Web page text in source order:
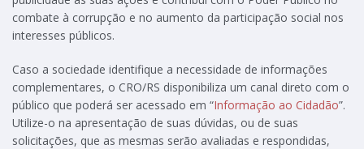
combate à corrupção e no aumento da participação social nos
interesses públicos.
Caso a sociedade identifique a necessidade de informações
complementares, o CRO/RS disponibiliza um canal direto com o
público que poderá ser acessado em “Informação ao Cidadão”.
Utilize-o na apresentação de suas dúvidas, ou de suas
solicitações, que as mesmas serão avaliadas e respondidas,